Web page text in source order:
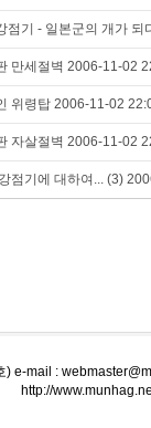
점기 - 일본군의 개가
만세절벽 2006-11-02
위령탑 2006-11-02
자살절벽 2006-11-02
점기에 대하여... (3)
) e-mail :
http://